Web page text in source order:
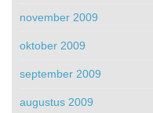
november 2009
oktober 2009
september 2009
augustus 2009